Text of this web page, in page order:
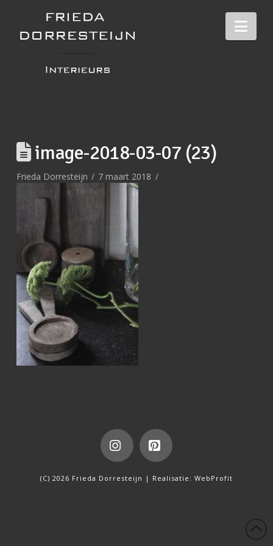
image-2018-03-07 (23)
Frieda Dorresteijn 7 maart 2018
InstagramPinterest
(C) 2026 Frieda Dorresteijn | Realisatie: WebProfit